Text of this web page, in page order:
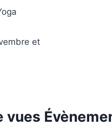
et
vues